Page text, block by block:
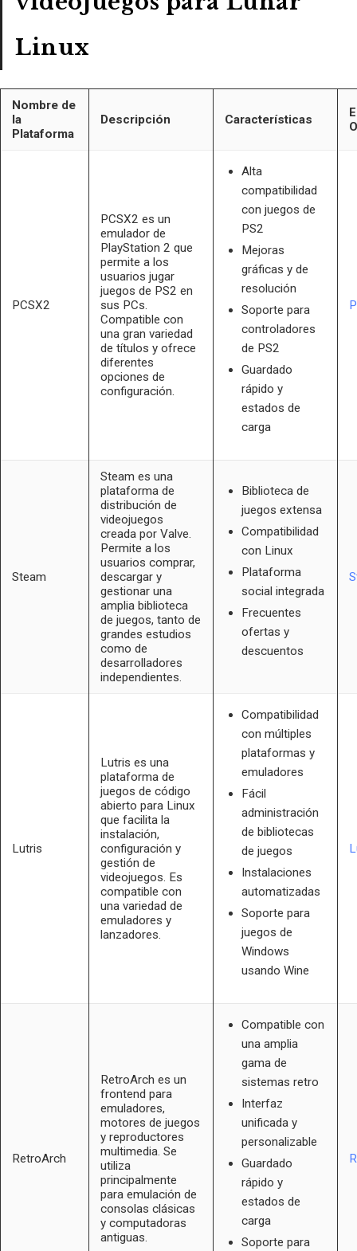
Linux
Nombre de
la
Plataforma
Descripción Características
PCSX2
PCSX2 es un
emulador de
PlayStation 2 que
permite a los
usuarios jugar
juegos de PS2 en
sus PCs.
Compatible con
una gran variedad
de títulos y ofrece
diferentes
opciones de
configuración.
Alta
compatibilidad
con juegos de
PS2
Mejoras
gráficas y de
resolución
Soporte para
controladores
de PS2
Guardado
rápido y
estados de
carga
Steam
Steam es una
plataforma de
distribución de
videojuegos
creada por Valve.
Permite a los
usuarios comprar,
descargar y
gestionar una
amplia biblioteca
de juegos, tanto de
grandes estudios
como de
desarrolladores
independientes.
Biblioteca de
juegos extensa
Compatibilidad
con Linux
Plataforma
social integrada
Frecuentes
ofertas y
descuentos
Lutris
Lutris es una
plataforma de
juegos de código
abierto para Linux
que facilita la
instalación,
configuración y
gestión de
videojuegos. Es
compatible con
una variedad de
emuladores y
lanzadores.
Compatibilidad
con múltiples
plataformas y
emuladores
Fácil
administración
de bibliotecas
de juegos
Instalaciones
automatizadas
Soporte para
juegos de
Windows
usando Wine
RetroArch
RetroArch es un
frontend para
emuladores,
motores de juegos
y reproductores
multimedia. Se
utiliza
principalmente
para emulación de
consolas clásicas
y computadoras
antiguas.
Compatible con
una amplia
gama de
sistemas retro
Interfaz
unificada y
personalizable
Guardado
rápido y
estados de
carga
Soporte para